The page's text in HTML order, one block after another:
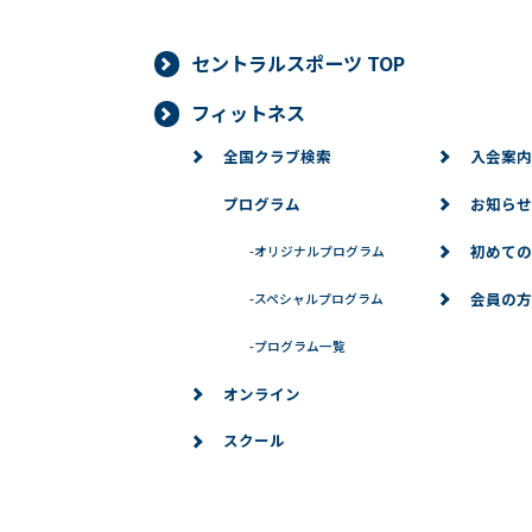
セントラルスポーツ TOP
フィットネス
全国クラブ検索
プログラム
-オリジナルプログラム
-スペシャルプログラム
-プログラム一覧
オンライン
スクール
入会案内
お知らせ
初めて
会員の